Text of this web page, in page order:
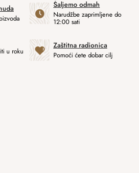
Šaljemo odmah
Narudžbe zaprimljene do
12:00 sati
u roku
Zaštitna radionica
Pomoći ćete dobar cilj